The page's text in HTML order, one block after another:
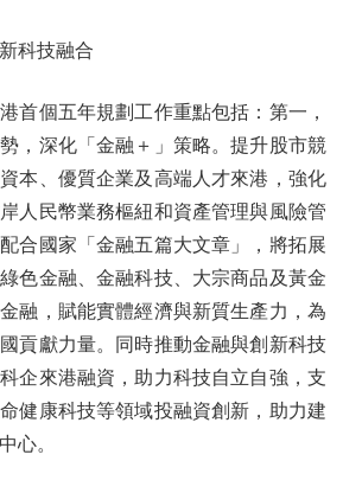
科技融合
個五年規劃工作重點包括：第一，
，深化「金融＋」策略。提升股市競
本、優質企業及高端人才來港，強化
人民幣業務樞紐和資產管理與風險管
合國家「金融五篇大文章」，將拓展
色金融、金融科技、大宗商品及黃金
融，賦能實體經濟與新質生產力，為
貢獻力量。同時推動金融與創新科技
企來港融資，助力科技自立自強，支
健康科技等領域投融資創新，助力建
心。